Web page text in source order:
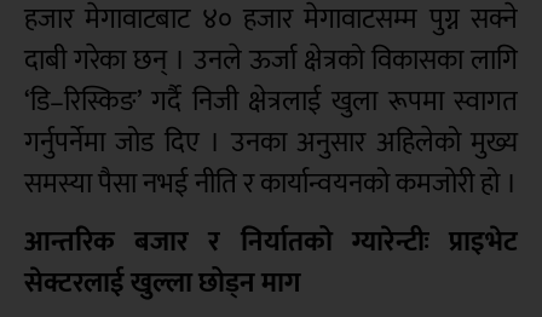
हजार मेगावाटबाट ४० हजार मेगावाटसम्म पुग्न सक्ने
दाबी गरेका छन् । उनले ऊर्जा क्षेत्रको विकासका लागि
‘डि–रिस्किङ’ गर्दै निजी क्षेत्रलाई खुला रूपमा स्वागत
गर्नुपर्नेमा जोड दिए । उनका अनुसार अहिलेको मुख्य
समस्या पैसा नभई नीति र कार्यान्वयनको कमजोरी हो ।
आन्तरिक बजार र निर्यातको ग्यारेन्टीः प्राइभेट
सेक्टरलाई खुल्ला छोड्न माग